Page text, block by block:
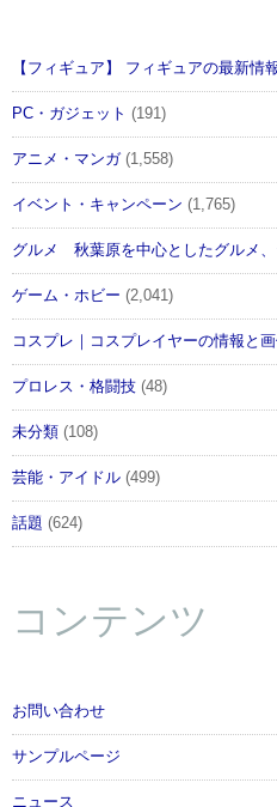
【フィギュア】 フィギュアの最新情
PC・ガジェット (191)
アニメ・マンガ(1,558)
イベント・キャンペーン (1,765)
グルメ 秋葉原を中心としたグルメ
ゲーム・ホビー (2,041)
コスプレ｜コスプレイヤーの情報と
プロレス・格闘技 (48)
未分類 (108)
芸能・アイドル (499)
話題 (624)
コンテンツ
お問い合わせ
サンプルページ
ニュース